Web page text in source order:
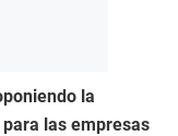
la
las empresas